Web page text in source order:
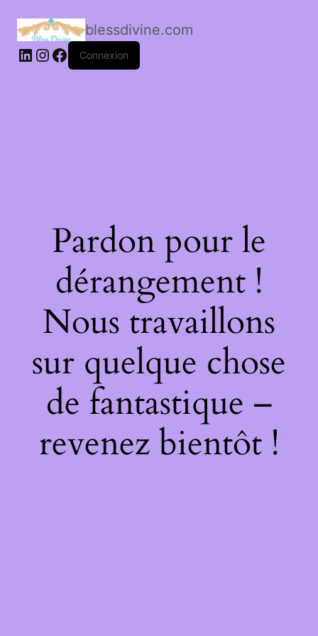
blessdivine.com
Connexion
Pardon pour le
dérangement !
Nous travaillons
sur quelque chose
de fantastique –
revenez bientôt !